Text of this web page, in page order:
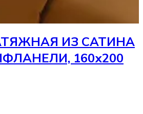
ИЗ САТИНА
160х200